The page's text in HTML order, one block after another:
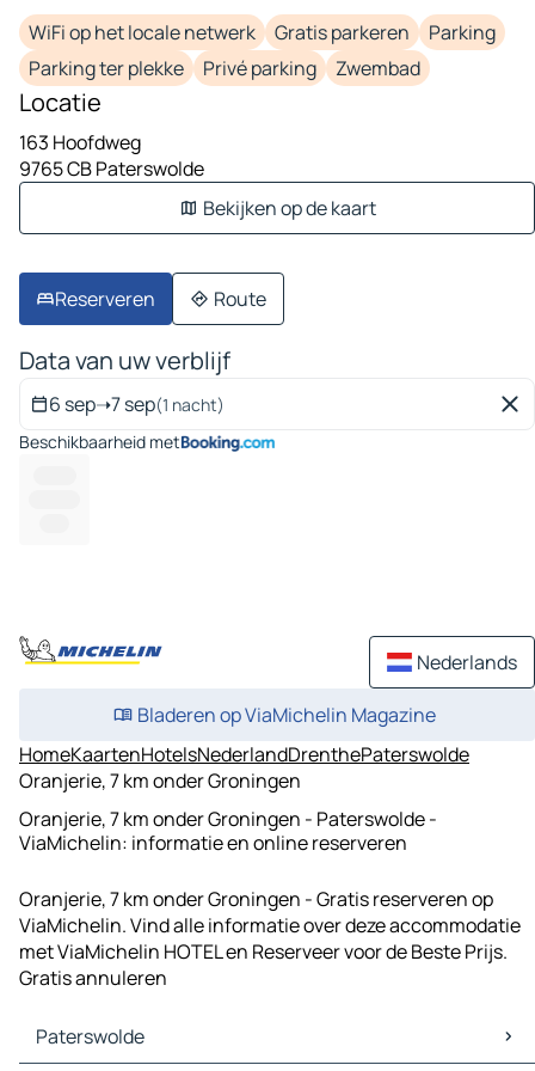
WiFi op het locale netwerk Gratis parkeren
Parking
Parking ter plekke
Privé parking Zwembad
Locatie
163 Hoofdweg
9765 CB Paterswolde
Bekijken op de kaart
Reserveren Route
Data van uw verblijf
6 sep➝7 sep(1 nacht)
Beschikbaarheid met
Nederlands
Bladeren op ViaMichelin Magazine
HomeKaartenHotelsNederlandDrenthePaterswolde
Oranjerie, 7 km onder Groningen
Oranjerie, 7 km onder Groningen - Paterswolde -
ViaMichelin: informatie en online reserveren
Oranjerie, 7 km onder Groningen - Gratis reserveren op
ViaMichelin. Vind alle informatie over deze accommodatie
met ViaMichelin HOTEL en Reserveer voor de Beste Prijs.
Gratis annuleren
Paterswolde